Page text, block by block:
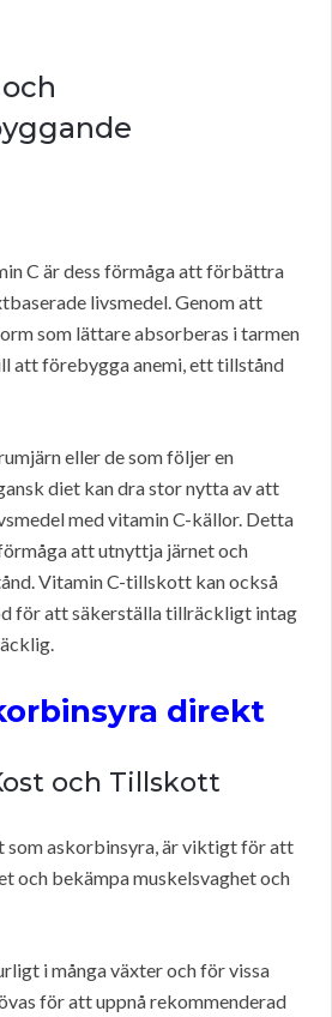
C är dess förmåga att förbättra
livsmedel. Genom att
som lättare absorberas i tarmen
att förebygga anemi, ett tillstånd
eller de som följer en
diet kan dra stor nytta av att
med vitamin C-källor. Detta
att utnyttja järnet och
Vitamin C-tillskott kan också
för att säkerställa tillräckligt intag
direkt
och Tillskott
som askorbinsyra, är viktigt för att
och bekämpa muskelsvaghet och
i många växter och för vissa
för att uppnå rekommenderad